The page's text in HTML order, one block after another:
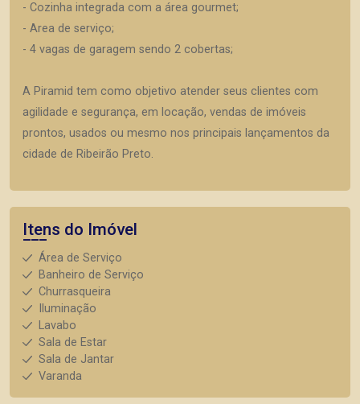
- Cozinha integrada com a área gourmet;
- Area de serviço;
- 4 vagas de garagem sendo 2 cobertas;
A Piramid tem como objetivo atender seus clientes com
agilidade e segurança, em locação, vendas de imóveis
prontos, usados ou mesmo nos principais lançamentos da
cidade de Ribeirão Preto.
Itens do Imóvel
Área de Serviço
Banheiro de Serviço
Churrasqueira
Iluminação
Lavabo
Sala de Estar
Sala de Jantar
Varanda